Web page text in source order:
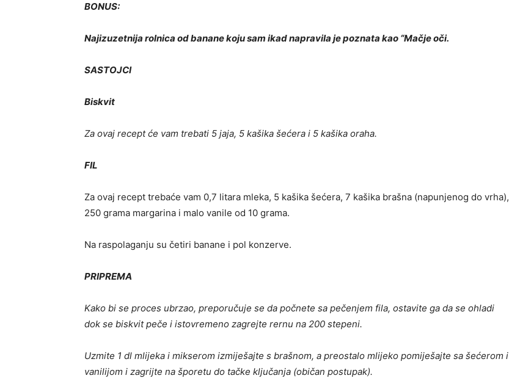
BONUS:
Najizuzetnija rolnica od banane koju sam ikad napravila je poznata kao “Mačje oči.
SASTOJCI
Biskvit
Za ovaj recept će vam trebati 5 jaja, 5 kašika šećera i 5 kašika oraha.
FIL
Za ovaj recept trebaće vam 0,7 litara mleka, 5 kašika šećera, 7 kašika brašna (napunjenog do vrha),
250 grama margarina i malo vanile od 10 grama.
Na raspolaganju su četiri banane i pol konzerve.
PRIPREMA
Kako bi se proces ubrzao, preporučuje se da počnete sa pečenjem fila, ostavite ga da se ohladi
dok se biskvit peče i istovremeno zagrejte rernu na 200 stepeni.
Uzmite 1 dl mlijeka i mikserom izmiješajte s brašnom, a preostalo mlijeko pomiješajte sa šećerom i
vanilijom i zagrijte na šporetu do tačke ključanja (običan postupak).